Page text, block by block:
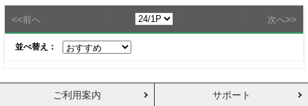
<<前へ 次へ>>
並べ替え：
ご利用案内 サポート